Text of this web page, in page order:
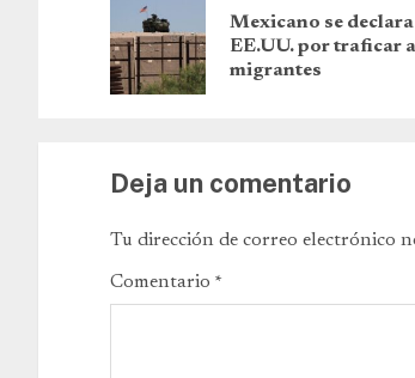
Mexicano se
EE.UU. por traficar
migrantes
Deja un comentario
Tu dirección de correo electrónico
Comentario *